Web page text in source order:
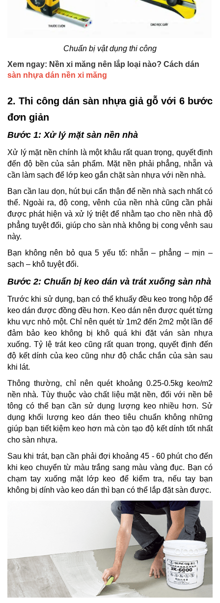
Chuẩn bị vật dụng thi công
Xem ngay: Nền xi măng nên lắp loại nào? Cách dán
sàn nhựa dán nền xi măng
2. Thi công dán sàn nhựa giả gỗ với 6 bước
đơn giản
Bước 1: Xử lý mặt sàn nền nhà
Xử lý mặt nền chính là một khâu rất quan trọng, quyết định
đến độ bền của sản phẩm. Mặt nền phải phẳng, nhẵn và
cần làm sạch để lớp keo gắn chặt sàn nhựa với nền nhà.
Bạn cần lau dọn, hút bụi cẩn thận để nền nhà sạch nhất có
thể. Ngoài ra, độ cong, vênh của nền nhà cũng cần phải
được phát hiện và xử lý triệt để nhằm tạo cho nền nhà độ
phẳng tuyệt đối, giúp cho sàn nhà không bị cong vênh sau
này.
Bạn không nên bỏ qua 5 yếu tố: nhẵn – phẳng – mịn –
sạch – khô tuyệt đối.
Bước 2: Chuẩn bị keo dán và trát xuống sàn nhà
Trước khi sử dụng, bạn có thể khuấy đều keo trong hộp để
keo dán được đồng đều hơn. Keo dán nên được quét từng
khu vực nhỏ một. Chỉ nên quét từ 1m2 đến 2m2 một lần để
đảm bảo keo không bị khô quá khi đặt ván sàn nhựa
xuống. Tỷ lệ trát keo cũng rất quan trọng, quyết định đến
độ kết dính của keo cũng như độ chắc chắn của sàn sau
khi lát.
Thông thường, chỉ nên quét khoảng 0.25-0.5kg keo/m2
nền nhà. Tùy thuộc vào chất liệu mặt nền, đối với nền bê
tông có thể bạn cần sử dụng lượng keo nhiều hơn. Sử
dụng khối lượng keo dán theo tiêu chuẩn không những
giúp bạn tiết kiệm keo hơn mà còn tạo độ kết dính tốt nhất
cho sàn nhựa.
Sau khi trát, bạn cần phải đợi khoảng 45 - 60 phút cho đến
khi keo chuyển từ màu trắng sang màu vàng đục. Bạn có
chạm tay xuống mặt lớp keo để kiểm tra, nếu tay bạn
không bị dính vào keo dán thì bạn có thể lắp đặt sàn được.